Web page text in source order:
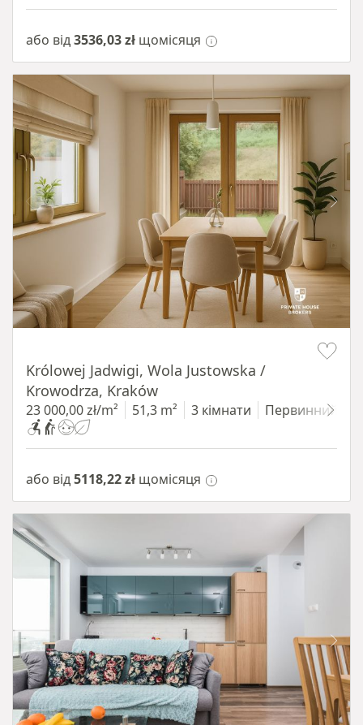
або від3536,03 zł щомісяця
Królowej Jadwigi, Wola Justowska /
Krowodrza, Kraków
23 000,00 zł/m² 51,3 m² 3 кімнати Первинний
або від5118,22 zł щомісяця